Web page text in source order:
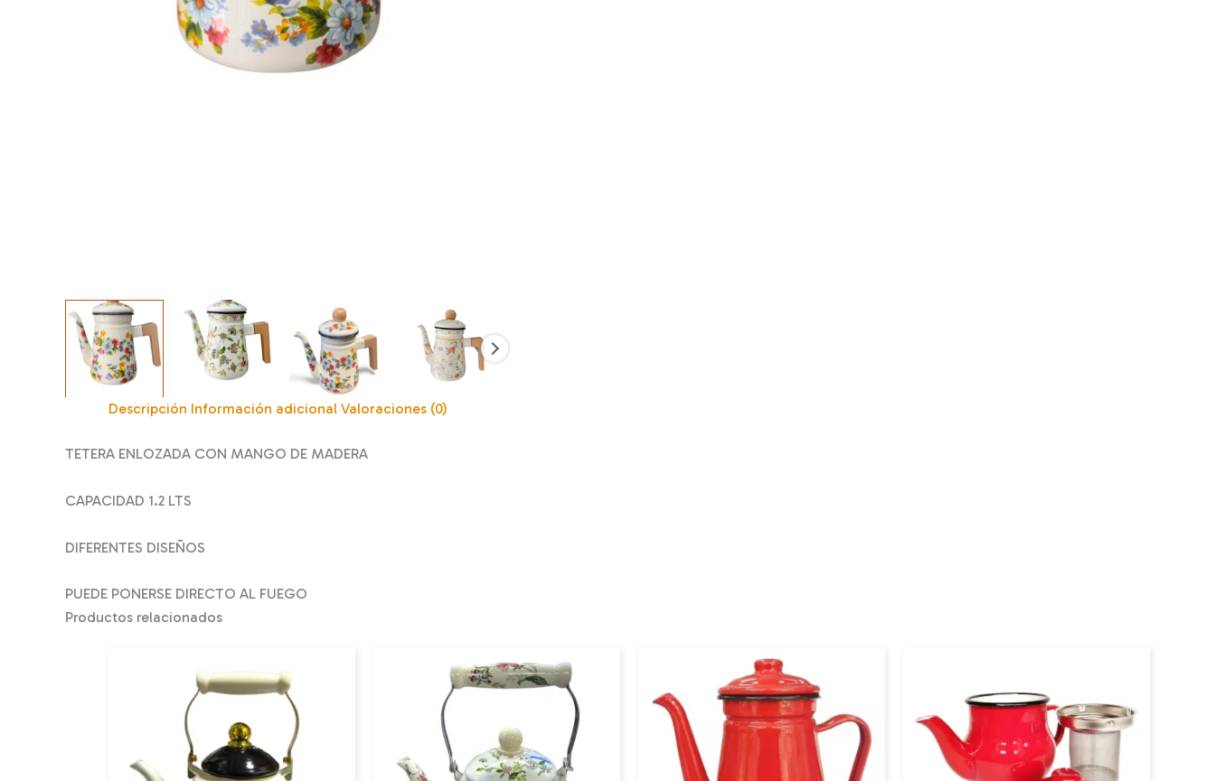
Descripción Información adicional Valoraciones (0)
TETERA ENLOZADA CON MANGO DE MADERA
CAPACIDAD 1.2 LTS
DIFERENTES DISEÑOS
PUEDE PONERSE DIRECTO AL FUEGO
Productos relacionados